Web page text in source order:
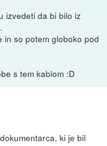
izvedeti da bi bilo iz
in so potem globoko pod
s tem kablom :D
ki je bil